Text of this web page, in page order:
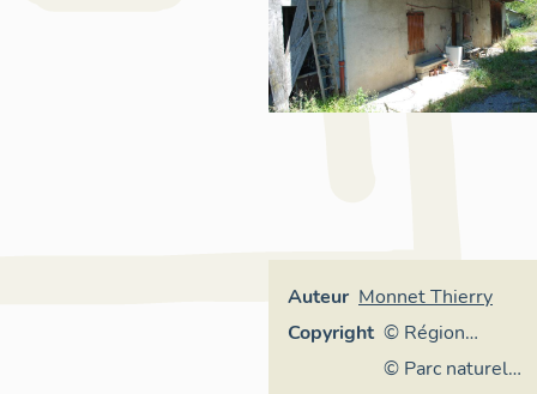
Auteur Monnet Thierry
Copyright © Région
Auvergne-
© Parc naturel